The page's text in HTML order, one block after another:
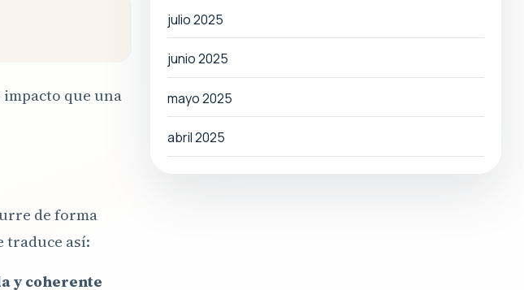
que una
de forma
traduce así:
y coherente
julio 2025
junio 2025
mayo 2025
abril 2025